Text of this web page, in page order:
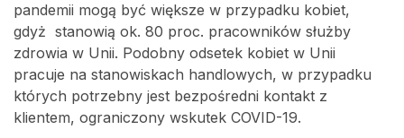
pandemii mogą być większe w przypadku kobiet,
gdyż stanowią ok. 80 proc. pracowników służby
zdrowia w Unii. Podobny odsetek kobiet w Unii
pracuje na stanowiskach handlowych, w przypadku
których potrzebny jest bezpośredni kontakt z
klientem, ograniczony wskutek COVID-19.